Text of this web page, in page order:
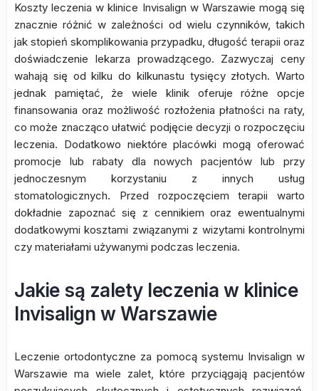
Koszty leczenia w klinice Invisalign w Warszawie mogą się
znacznie różnić w zależności od wielu czynników, takich
jak stopień skomplikowania przypadku, długość terapii oraz
doświadczenie lekarza prowadzącego. Zazwyczaj ceny
wahają się od kilku do kilkunastu tysięcy złotych. Warto
jednak pamiętać, że wiele klinik oferuje różne opcje
finansowania oraz możliwość rozłożenia płatności na raty,
co może znacząco ułatwić podjęcie decyzji o rozpoczęciu
leczenia. Dodatkowo niektóre placówki mogą oferować
promocje lub rabaty dla nowych pacjentów lub przy
jednoczesnym korzystaniu z innych usług
stomatologicznych. Przed rozpoczęciem terapii warto
dokładnie zapoznać się z cennikiem oraz ewentualnymi
dodatkowymi kosztami związanymi z wizytami kontrolnymi
czy materiałami używanymi podczas leczenia.
Jakie są zalety leczenia w klinice
Invisalign w Warszawie
Leczenie ortodontyczne za pomocą systemu Invisalign w
Warszawie ma wiele zalet, które przyciągają pacjentów